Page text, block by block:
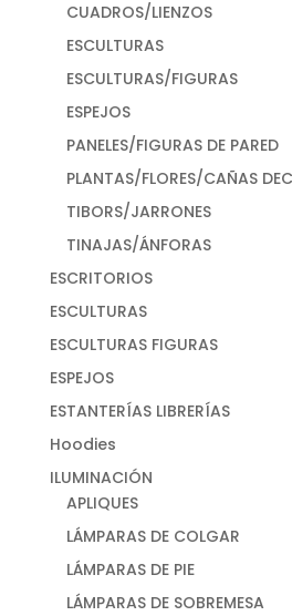
CUADROS/LIENZOS
ESCULTURAS
ESCULTURAS/FIGURAS
ESPEJOS
PANELES/FIGURAS DE PARED
PLANTAS/FLORES/CAÑAS
TIBORS/JARRONES
TINAJAS/ÁNFORAS
ESCRITORIOS
ESCULTURAS
ESCULTURAS FIGURAS
ESPEJOS
ESTANTERÍAS LIBRERÍAS
Hoodies
ILUMINACIÓN
APLIQUES
LÁMPARAS DE COLGAR
LÁMPARAS DE PIE
LÁMPARAS DE SOBREMESA